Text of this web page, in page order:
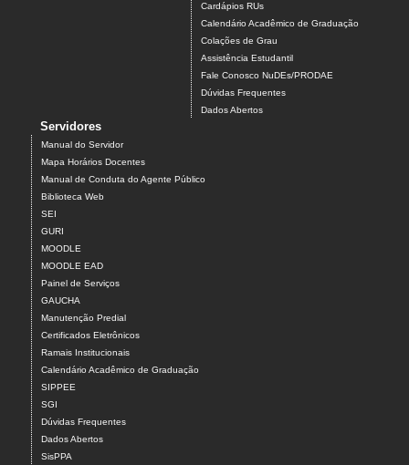
Cardápios RUs
Calendário Acadêmico de Graduação
Colações de Grau
Assistência Estudantil
Fale Conosco NuDEs/PRODAE
Dúvidas Frequentes
Dados Abertos
Servidores
Manual do Servidor
Mapa Horários Docentes
Manual de Conduta do Agente Público
Biblioteca Web
SEI
GURI
MOODLE
MOODLE EAD
Painel de Serviços
GAUCHA
Manutenção Predial
Certificados Eletrônicos
Ramais Institucionais
Calendário Acadêmico de Graduação
SIPPEE
SGI
Dúvidas Frequentes
Dados Abertos
SisPPA